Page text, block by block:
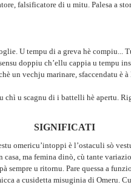
falsificatore di u mitu. Palesa a
U tempu di a greva hè compiu...
doppiu ch’ellu cappia u tempu
un vechju marinare, sfaccendatu è
chì u scagnu di i battelli hè apertu.
SIGNIFICATI
omericu’intoppi è l’ostaculi sò
casa, ma femina dinò, cù tante
sempre u ritornu. Pare quessa a
a cusidetta misuginia di Omeru.